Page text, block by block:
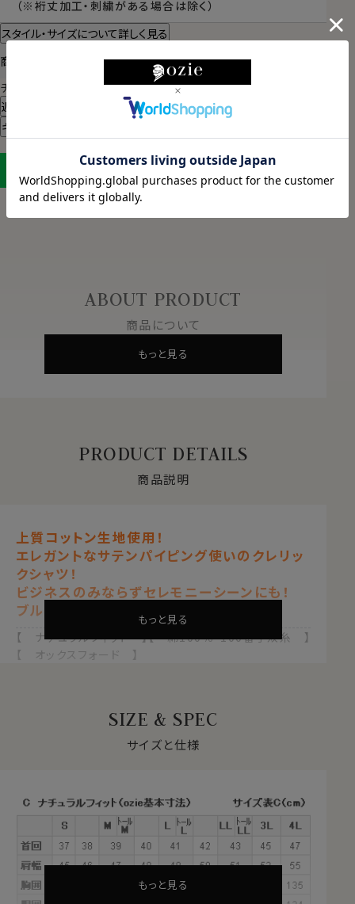
（※裄丈加工・刺繍がある場合は除く）
スタイル・サイズについて詳しく見る
商品についてのお問い合わせ
チャットでお問い合わせ
返品・交換について
ギフトラッピングについて
LINEに保存する
ABOUT PRODUCT
商品について
もっと見る
PRODUCT DETAILS
商品説明
上質コットン生地使用！
エレガントなサテンパイピング使いのクレリッ
クシャツ！
ビジネスのみならずセレモニーシーンにも！
ブルー 青
【 ナチュラルフィット 】【 綿100％・100番手双糸 】
【 オックスフォード 】
●ドゥエボットーニ
衿台に２つのボタンがある衿型です。
や大きめな衿型となっています。
●サテンパイピング使いのクレリック仕様
このシャツは白い衿に紺の生地を重ね合わせて作った2
枚衿風に見えるよう衿の一部分と、カフス部分に紺のサ
もっと見る
SIZE & SPEC
サイズと仕様
もっと見る